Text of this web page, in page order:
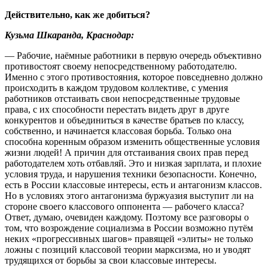
Действительно, как же добиться?
Кузьма Шкаранда, Краснодар:
— Рабочие, наёмные работники в первую очередь объективно
противостоят своему непосредственному работодателю.
Именно с этого противостояния, которое повседневно должно
происходить в каждом трудовом коллективе, с умения
работников отстаивать свои непосредственные трудовые
права, с их способности перестать видеть друг в друге
конкурентов и объединиться в качестве братьев по классу,
собственно, и начинается классовая борьба. Только она
способна коренным образом изменить общественные условия
жизни людей! А причин для отстаивания своих прав перед
работодателем хоть отбавляй. Это и низкая зарплата, и плохие
условия труда, и нарушения техники безопасности. Конечно,
есть в России классовые интересы, есть и антагонизм классов.
Но в условиях этого антагонизма буржуазия выступит ли на
стороне своего классового оппонента — рабочего класса?
Ответ, думаю, очевиден каждому. Поэтому все разговоры о
том, что возрождение социализма в России возможно путём
неких «прогрессивных шагов» правящей «элиты» не только
ложны с позиций классовой теории марксизма, но и уводят
трудящихся от борьбы за свои классовые интересы.